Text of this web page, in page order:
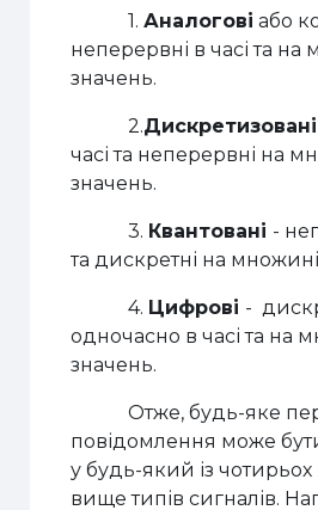
1.Аналогові або
неперервні в часі та на
значень.
2.Дискретизовані
часі та неперервні на
значень.
3. Квантовані -
та дискретні на
4. Цифрові -
одночасно в часі та на
значень.
Отже, будь-яке
повідомлення може
у будь-який із
вище типів сигналів.